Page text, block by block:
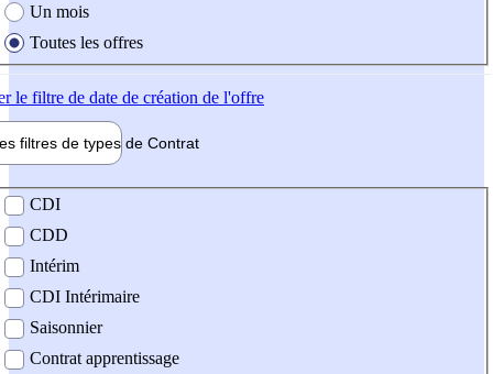
Un mois
Toutes les offres
le filtre de date de création de l'offre
filtres de types de Contrat
contrat
CDI
CDD
Intérim
CDI Intérimaire
Saisonnier
Contrat apprentissage